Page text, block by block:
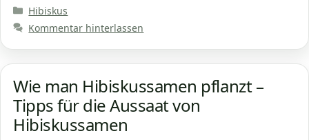
Kategorien
Hibiskus
Kommentar hinterlassen
Wie man Hibiskussamen pflanzt –
Tipps für die Aussaat von
Hibiskussamen